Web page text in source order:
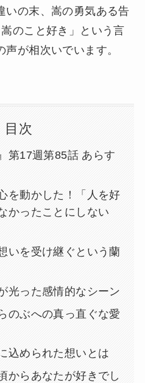
いの末、嵩の勇気ある告
のこと好き」という言
が相次いでいます。
目次
第17週第85話 あらす
を動かした！「人を好
かったことにしない
いを受け継ぐという蘭
光った感情的なシーン
のぶへの真っ直ぐな愛
込められた想いとは
からあなたが好きでし